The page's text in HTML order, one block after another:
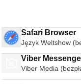
Safari Browser
Język Weltshow
Viber
Calls Group
Viber Media